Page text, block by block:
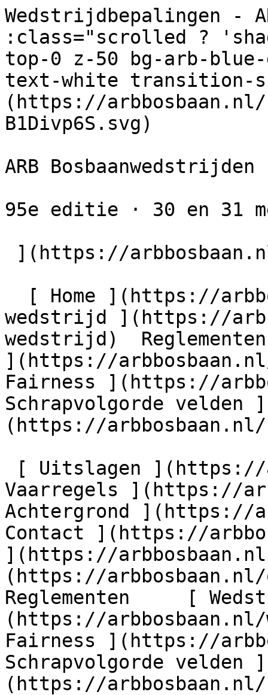
Wedstrijdbepalingen -
:class="scrolled ?
top-0 z-50 bg-arb-blue-
text-white transition-
(https://
B1Divp6S.svg)
ARB Bosbaanwedstrijden
95e editie · 30 en 31
wedstrijd ](https://
wedstrijd)
](https://
Fairness ](https://
Schrapvolgorde velden ]
(https://
Vaarregels ](https://
Achtergrond ](https://
Contact ](https://
](https://
(https://
Reglementen     [
(https://
Fairness ](https://
Schrapvolgorde velden ]
(https://